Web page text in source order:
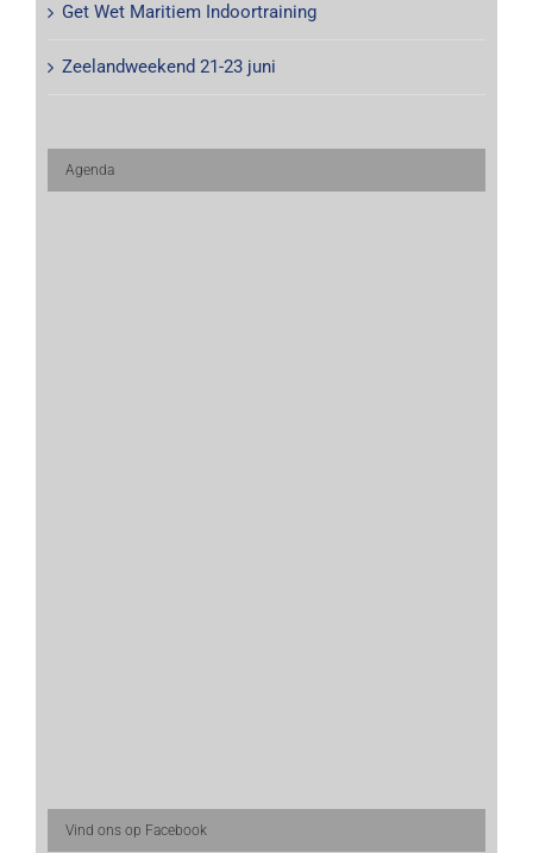
Get Wet Maritiem Indoortraining
Zeelandweekend 21-23 juni
Agenda
Vind ons op Facebook